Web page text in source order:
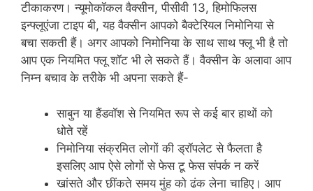
टीकाकरण। न्यूमोकॉकल वैक्सीन, पीसीवी 13, हिमोफिलस
इन्फ्लूएंजा टाइप बी, यह वैक्सीन आपको बैक्टेरियल निमोनिया से
बचा सकती हैं। अगर आपको निमोनिया के साथ साथ फ्लू भी है तो
आप एक नियमित फ्लू शॉट भी ले सकते हैं। वैक्सीन के अलावा आप
निम्‍न बचाव के तरीके भी अपना सकते हैं-
साबुन या हैंडवॉश से नियमित रूप से कई बार हाथों को
धोते रहें
निमोनिया संक्रमित लोगों की ड्रॉपलेट से फैलता है
इसलिए आप ऐसे लोगों से फेस टू फेस संपर्क न करें
खांसते और छींकते समय मुंह को ढंक लेना चाहिए। आप